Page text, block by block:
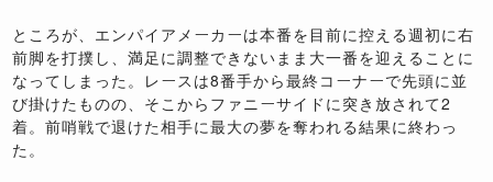
ところが、エンパイアメーカーは本番を目前に控える週初に右
前脚を打撲し、満足に調整できないまま大一番を迎えることに
なってしまった。レースは8番手から最終コーナーで先頭に並
び掛けたものの、そこからファニーサイドに突き放されて2
着。前哨戦で退けた相手に最大の夢を奪われる結果に終わっ
た。